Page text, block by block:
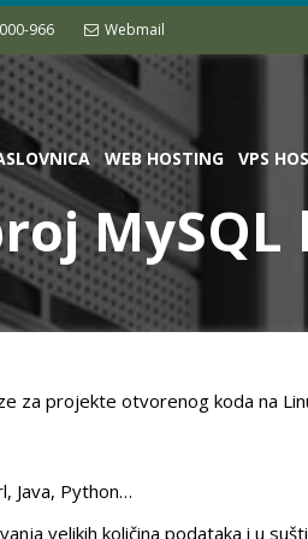
966 Webmail
WEB HOSTING VPS
MySQL
za projekte otvorenog koda na
Java, Python…
velikih količina podataka i u